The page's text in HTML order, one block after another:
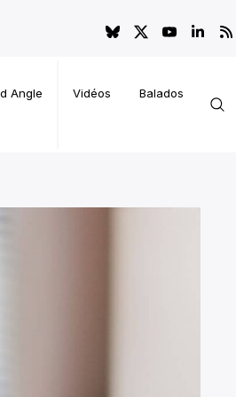
Angle Vidéos Balados